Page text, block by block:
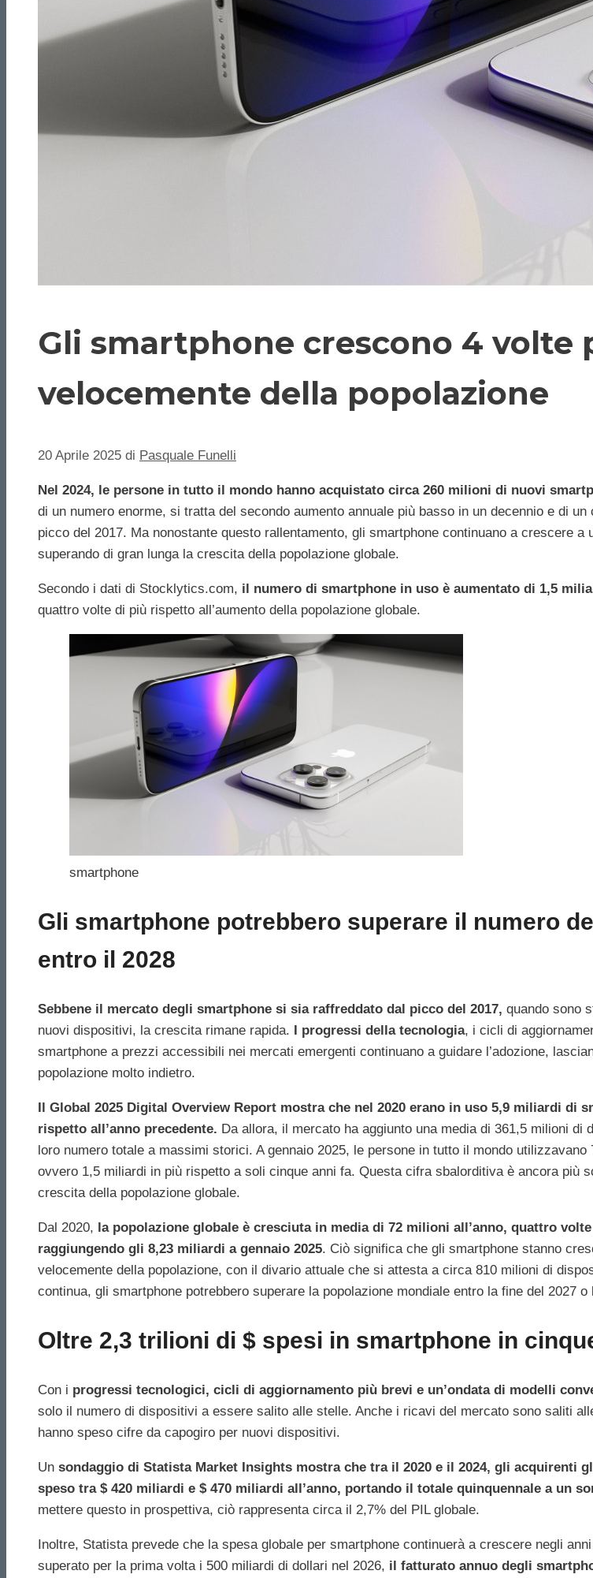
Gli smartphone crescono 4 volte
velocemente della popolazione
20 Aprile 2025 di Pasquale Funelli
Nel 2024, le persone in tutto il mondo hanno acquistato circa 260 milioni di nuovi
di un numero enorme, si tratta del secondo aumento annuale più basso in un decennio e di
picco del 2017. Ma nonostante questo rallentamento, gli smartphone continuano a crescere a
superando di gran lunga la crescita della popolazione globale.
Secondo i dati di Stocklytics.com, il numero di smartphone in uso è aumentato di 1,5
quattro volte di più rispetto all’aumento della popolazione globale.
smartphone
Gli smartphone potrebbero superare il numero
entro il 2028
Sebbene il mercato degli smartphone si sia raffreddato dal picco del 2017, quando sono
nuovi dispositivi, la crescita rimane rapida. I progressi della tecnologia, i cicli di
smartphone a prezzi accessibili nei mercati emergenti continuano a guidare l’adozione,
popolazione molto indietro.
Il Global 2025 Digital Overview Report mostra che nel 2020 erano in uso 5,9 miliardi di
rispetto all’anno precedente. Da allora, il mercato ha aggiunto una media di 361,5 milioni di
loro numero totale a massimi storici. A gennaio 2025, le persone in tutto il mondo
ovvero 1,5 miliardi in più rispetto a soli cinque anni fa. Questa cifra sbalorditiva è ancora più
crescita della popolazione globale.
Dal 2020, la popolazione globale è cresciuta in media di 72 milioni all’anno, quattro
raggiungendo gli 8,23 miliardi a gennaio 2025. Ciò significa che gli smartphone stanno
velocemente della popolazione, con il divario attuale che si attesta a circa 810 milioni di
continua, gli smartphone potrebbero superare la popolazione mondiale entro la fine del 2027 o
Oltre 2,3 trilioni di $ spesi in smartphone in
Con i progressi tecnologici, cicli di aggiornamento più brevi e un’ondata di modelli
solo il numero di dispositivi a essere salito alle stelle. Anche i ricavi del mercato sono saliti
hanno speso cifre da capogiro per nuovi dispositivi.
Un sondaggio di Statista Market Insights mostra che tra il 2020 e il 2024, gli acquirenti
speso tra $ 420 miliardi e $ 470 miliardi all’anno, portando il totale quinquennale a un
mettere questo in prospettiva, ciò rappresenta circa il 2,7% del PIL globale.
Inoltre, Statista prevede che la spesa globale per smartphone continuerà a crescere negli
superato per la prima volta i 500 miliardi di dollari nel 2026, il fatturato annuo degli